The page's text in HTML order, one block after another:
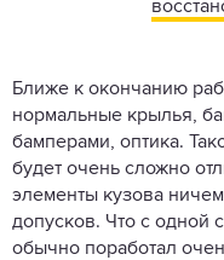
Ближе к окончанию
нормальные крылья,
бамперами, оптика.
будет очень сложно
элементы кузова
допусков. Что с одной
обычно поработал